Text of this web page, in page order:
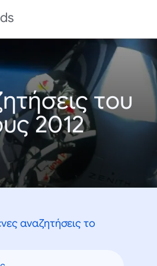
του
2012
αναζητήσεις το